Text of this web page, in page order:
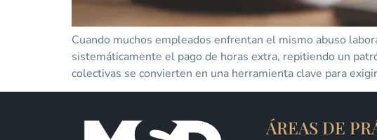
Cuando muchos empleados enfrentan el mismo abuso
sistemáticamente el pago de horas extra, repitiendo un
colectivas se convierten en una herramienta clave para
ÁREAS DE